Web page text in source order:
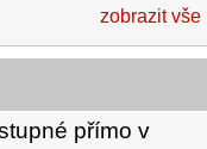
zobrazit vše
přímo v